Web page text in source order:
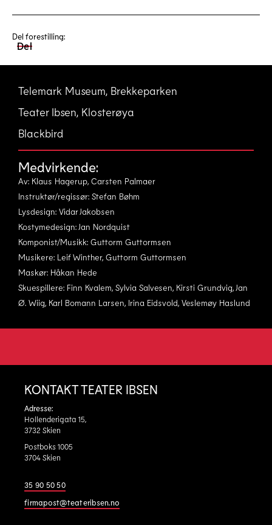
Del forestilling:
Del
Telemark Museum, Brekkeparken
Teater Ibsen, Klosterøya
Blackbird
Medvirkende:
Av: Klaus Hagerup, Carsten Palmaer
Instruktør/regissør: Stefan Bøhm
Lysdesign: Vidar Jakobsen
Kostymedesign: Jan Nordquist
Komponist/Musikk: Guttorm Guttormsen
Musikere: Leif Winther, Guttorm Guttormsen
Maskør: Håkan Hede
Skuespillere: Finn Kvalem, Sylvia Salvesen, Kirsti Grundvig, Jan
Ø. Wiig, Karl Bomann Larsen, Irina Eidsvold, Veslemøy Haslund
KONTAKT TEATER IBSEN
Adresse:
Hollenderigata 15,
3732 Skien
Postboks 1005
3704 Skien
35 90 50 50
firmapost@teateribsen.no